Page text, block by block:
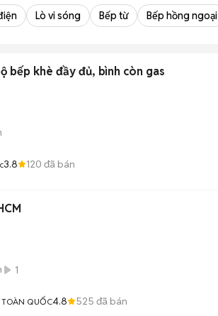
Lò vi sóng Bếp từ Bếp hồng ngoại
bếp khè đầy đủ, bình còn gas
3.8 120 đã bán
1
TOÀN QUỐC4.8 525 đã bán